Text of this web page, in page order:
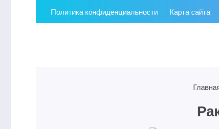
Политика конфиденциальности Карта сайта